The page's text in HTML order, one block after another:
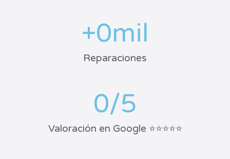
Reparaciones
+0mil
Valoración en Google ⭐⭐⭐⭐⭐
0/5